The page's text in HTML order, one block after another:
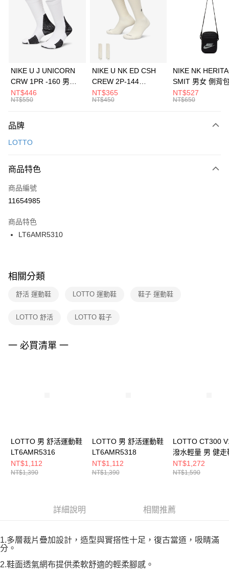
3 期 0 利率 每期 21家銀行
合作金庫商業銀行
第一商業銀行
華南商業銀行
彰化商業銀行
上海商業儲蓄銀行
元大商業銀行
台灣樂天信用卡公司
Apple Pay
全盈+PAY
AFTEE先享後付
【關於「AFTEE先享後付」】
便利好安心！
３．安心：先確認商品／服務後，再付款。
【「AFTEE先享後付」結帳流程】
１．於結帳方式選擇「AFTEE先享後付」後，將跳轉至「AFTEE先享後付」
２．訂單成立數日內，您將收到繳費通知簡訊。
３．收到繳費通知簡訊後14天內，點擊此簡訊中的連結，可透過四大超商／
ATM／網路銀行／等多元方式進行付款，方視為交易完成。
※ 交易是否成功請以「AFTEE先享後付 」之結帳頁面顯示為準，若有關於
是否繳費成功／繳費後需取消欲退款等相關疑問，請聯繫「AFTEE先享後付
客戶支援中心」
https://netprotections.freshdesk.com/support/home
１．透過由恩沛科技股份有限公司提供之「AFTEE先享後付」服務完成之交
２．關於個人資料處理事宜，請瀏覽以下網址：
運送方式
每筆NT$100，滿NT$1,500(含以上)免運費
宅配
每筆NT$100，滿NT$1,500(含以上)免運費
付款後門市自取
每筆NT$100，滿NT$1,500(含以上)免運費
NIKE U J UNICORN
CRW 1PR -160 男女
中統襪 FZ3393100
NT$446
NT$550
NIKE U NK ED CSH
CREW 2P-144
EMBRDY 男女 短統襪
FZ3073133
NT$365
NT$450
NIKE NK
SMIT 男女 側背
BA5871010
NT$527
NT$650
品牌
LOTTO
商品特色
商品編號
11654985
商品特色
LT6AMR5310
相關分類
舒活 運動鞋 LOTTO 運動鞋 鞋子 運動鞋
LOTTO 舒活 LOTTO 鞋子
一 必買清單 一
LOTTO 男 舒活運動鞋
LT6AMR5316
NT$1,112
NT$1,390
LOTTO 男 舒活運動鞋
LT6AMR5318
NT$1,112
NT$1,390
LOTTO CT300
潑水輕量 男 健走
LT5AMR9818
NT$1,272
NT$1,590
詳細說明 相關推薦
1.多層裁片疊加設計，造型與實搭性十足，復古當道，吸睛滿
分。
2.鞋面透氣網布提供柔軟舒適的輕柔腳感。